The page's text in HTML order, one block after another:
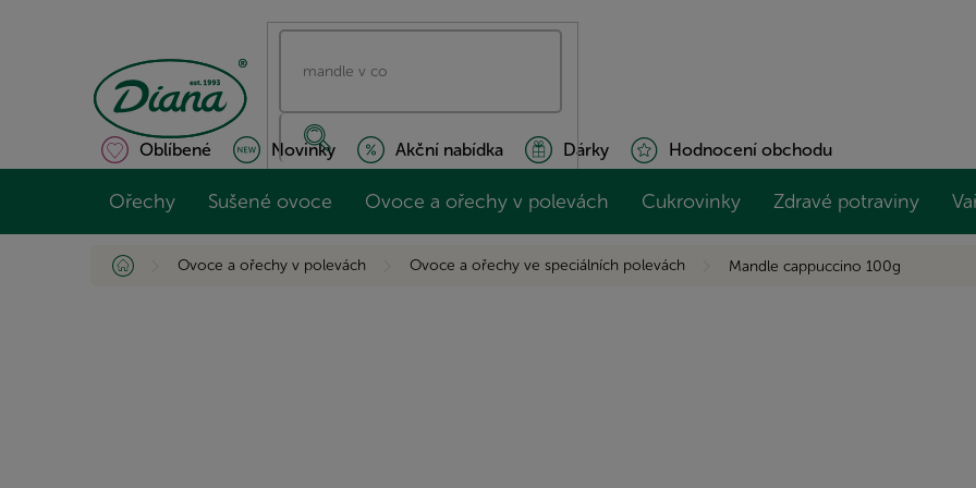
Oblíbené Novinky Akční nabídka Dárky Hodnocení obchodu
Ořechy Sušené ovoce Ovoce a ořechy v polevách Cukrovinky Zdravé potraviny
Domů Ovoce a ořechy v polevách Ovoce a ořechy ve speciálních polevách Mandle cappuccino 100g